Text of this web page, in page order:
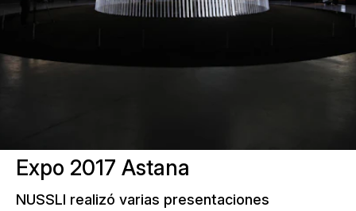
Expo 2017 Astana
NUSSLI realizó varias presentaciones